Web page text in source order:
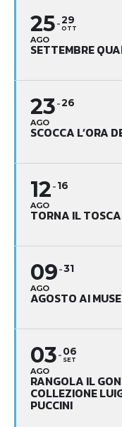
25
AGO
29
OTT
SETTEMBRE
23
AGO
26
SCOCCA L’ORA
12
AGO
16
TORNA IL
09
AGO
31
AGOSTO AI
03
AGO
06
SET
RANGOLA IL
COLLEZIONE
PUCCINI